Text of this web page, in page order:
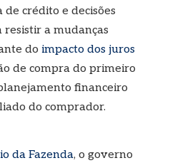
crédito e decisões
resistir a mudanças
do impacto dos juros
de compra do primeiro
financeiro
do comprador.
da Fazenda, o governo